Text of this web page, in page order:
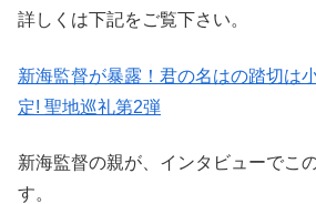
詳しくは下記をご覧下さい。
新海監督が暴露！君の名はの踏切は
定! 聖地巡礼第2弾
新海監督の親が、インタビューでこ
す。